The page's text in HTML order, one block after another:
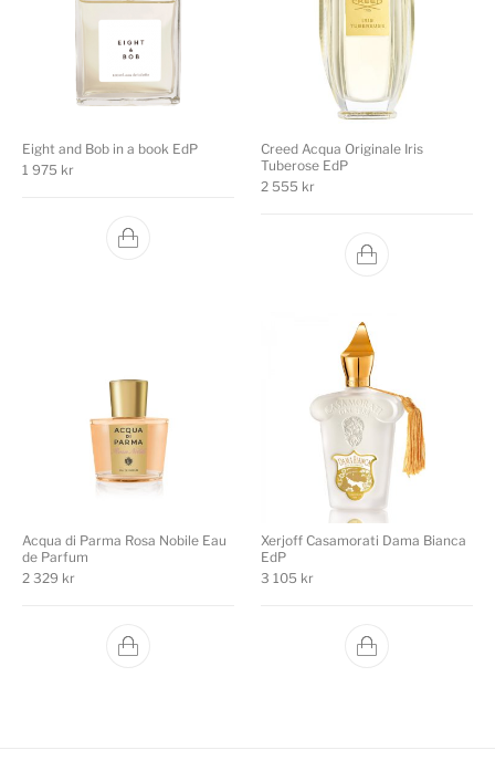
Eight and Bob in a book EdP
1 975 kr
Creed Acqua Originale Iris
Tuberose EdP
2 555 kr
Acqua di Parma Rosa Nobile Eau
de Parfum
2 329 kr
Xerjoff Casamorati Dama Bianca
EdP
3 105 kr